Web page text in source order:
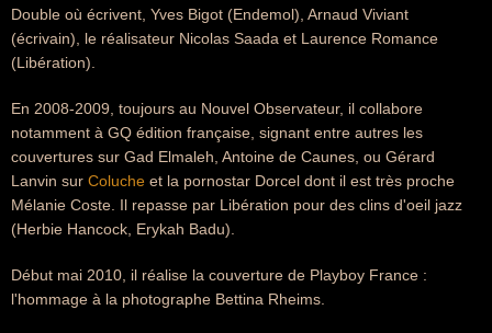
Double où écrivent, Yves Bigot (Endemol), Arnaud Viviant
(écrivain), le réalisateur Nicolas Saada et Laurence Romance
(Libération).
En 2008-2009, toujours au Nouvel Observateur, il collabore
notamment à GQ édition française, signant entre autres les
couvertures sur Gad Elmaleh, Antoine de Caunes, ou Gérard
Lanvin sur Coluche et la pornostar Dorcel dont il est très proche
Mélanie Coste. Il repasse par Libération pour des clins d'oeil jazz
(Herbie Hancock, Erykah Badu).
Début mai 2010, il réalise la couverture de Playboy France :
l'hommage à la photographe Bettina Rheims.